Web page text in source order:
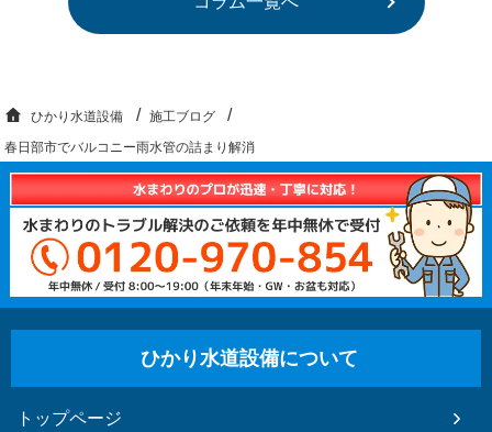
ひかり水道設備
施工ブログ
春日部市でバルコニー雨水管の詰まり解消
ひかり水道設備について
トップページ